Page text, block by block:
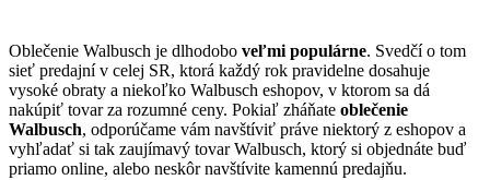
Oblečenie Walbusch je dlhodobo veľmi populárne. Svedčí o tom
sieť predajní v celej SR, ktorá každý rok pravidelne dosahuje
vysoké obraty a niekoľko Walbusch eshopov, v ktorom sa dá
nakúpiť tovar za rozumné ceny. Pokiaľ zháňate oblečenie
Walbusch, odporúčame vám navštíviť práve niektorý z eshopov a
vyhľadať si tak zaujímavý tovar Walbusch, ktorý si objednáte buď
priamo online, alebo neskôr navštívite kamennú predajňu.